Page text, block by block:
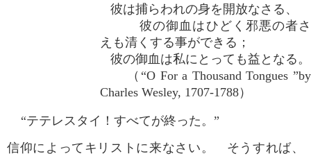
彼は捕らわれの身を開放なさる、
彼の御血はひどく邪悪の者さ
えも清くする事ができる；
彼の御血は私にとっても益となる。
（“O For a Thousand Tongues ”by
Charles Wesley, 1707-1788）
“テテレスタイ！すべてが終った。”
信仰によってキリストに来なさい。 そうすれば、